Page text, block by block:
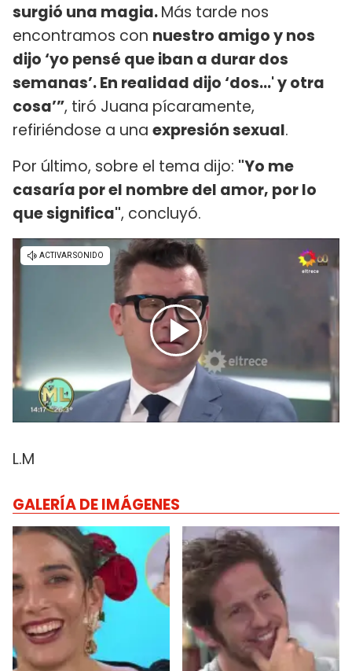
surgió una magia.Más tarde nos
encontramos con nuestro amigo y nos
dijo ‘yo pensé que iban a durar dos
semanas’. En realidad dijo ‘dos…' y otra
cosa’”, tiró Juana pícaramente,
refiriéndose a una expresión sexual.
Por último, sobre el tema dijo: "Yo me
casaría por el nombre del amor, por lo
que significa", concluyó.
L.M
GALERÍA DE IMÁGENES